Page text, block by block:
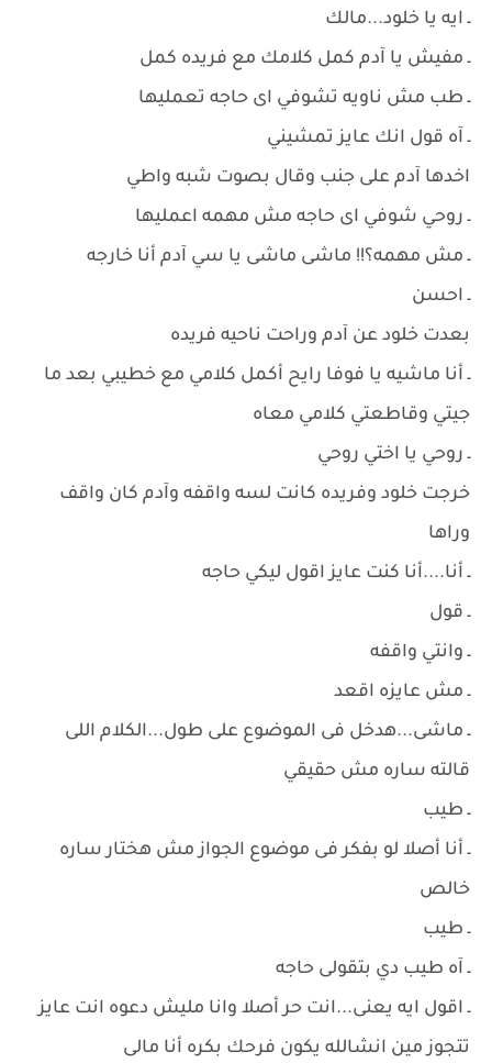
ـ ايه يا خلود...مالك
ـ مفيش يا آدم كمل كلامك مع فريده كمل
ـ طب مش ناويه تشوفي اى حاجه تعمليها
ـ آه قول انك عايز تمشيني
اخدها آدم على جنب وقال بصوت شبه واطي
ـ روحي شوفي اى حاجه مش مهمه اعمليها
ـ مش مهمه؟!! ماشى ماشى يا سي آدم أنا خارجه
ـ احسن
بعدت خلود عن آدم وراحت ناحيه فريده
ـ أنا ماشيه يا فوفا رايح أكمل كلامي مع خطيبي بعد ما
جيتي وقاطعتي كلامي معاه
ـ روحي يا اختي روحي
خرجت خلود وفريده كانت لسه واقفه وآدم كان واقف
وراها
ـ أنا....أنا كنت عايز اقول ليكي حاجه
ـ قول
ـ وانتي واقفه
ـ مش عايزه اقعد
ـ ماشى...هدخل فى الموضوع على طول...الكلام اللى
قالته ساره مش حقيقي
ـ طيب
ـ أنا أصلا لو بفكر فى موضوع الجواز مش هختار ساره
خالص
ـ طيب
ـ آه طيب دي بتقولى حاجه
ـ اقول ايه يعنى...انت حر أصلا وانا مليش دعوه انت عايز
تتجوز مين انشالله يكون فرحك بكره أنا مالى